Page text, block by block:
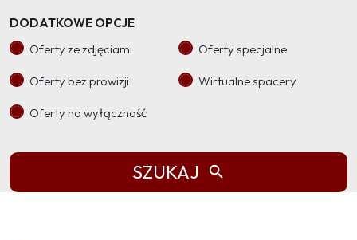
DODATKOWE OPCJE
Oferty ze zdjęciami
Oferty specjalne
Oferty bez prowizji Wirtualne spacery
Oferty na wyłączność
SZUKAJ